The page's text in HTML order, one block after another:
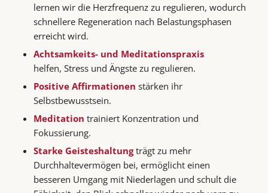
lernen wir die Herzfrequenz zu regulieren, wodurch
schnellere Regeneration nach Belastungsphasen
erreicht wird.
Achtsamkeits- und Meditationspraxis
helfen, Stress und Ängste zu regulieren.
Positive Affirmationen stärken ihr
Selbstbewusstsein.
Meditation trainiert Konzentration und
Fokussierung.
Starke Geisteshaltungträgt zu mehr
Durchhaltevermögen bei, ermöglicht einen
besseren Umgang mit Niederlagen und schult die